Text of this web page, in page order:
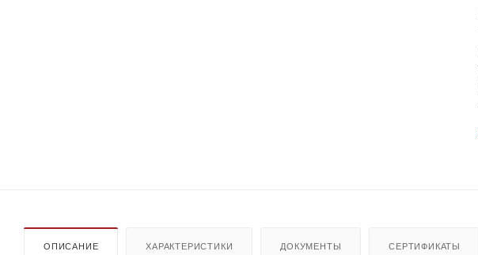
ОПИСАНИЕ ХАРАКТЕРИСТИКИ ДОКУМЕНТЫ СЕРТИФИКАТЫ